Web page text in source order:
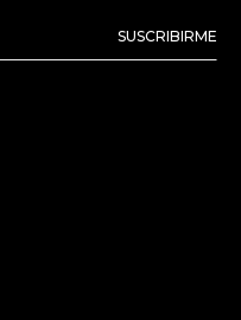
SUSCRIBIRME